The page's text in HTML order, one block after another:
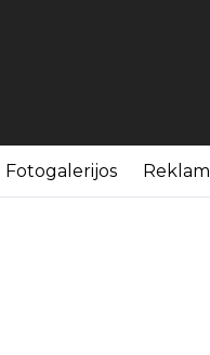
Fotogalerijos